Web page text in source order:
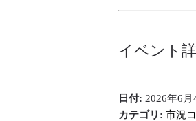
イベント
日付: 2026年6月
カテゴリ: 市況